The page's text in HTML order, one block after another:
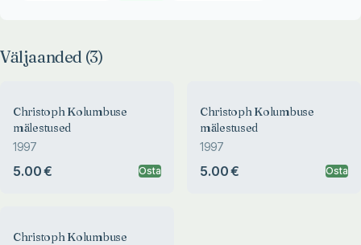
Väljaanded (3)
Christoph Kolumbuse
mälestused
1997
5.00 € Osta
Christoph Kolumbuse
mälestused
1997
5.00 € Osta
Christoph Kolumbuse